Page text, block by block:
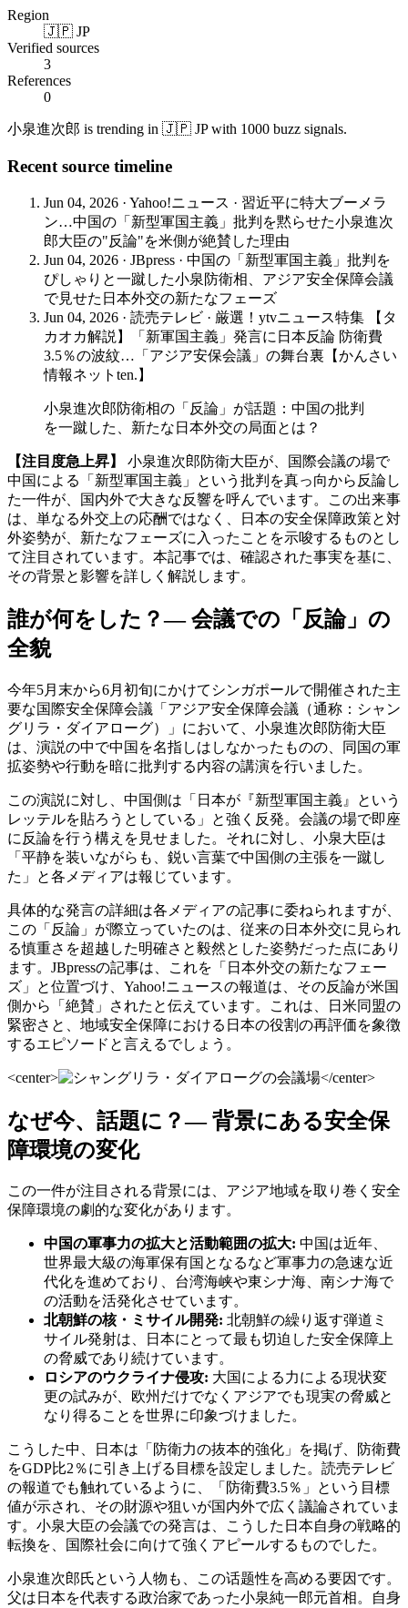
Region
🇯🇵 JP
Verified sources
3
References
0
小泉進次郎 is trending in 🇯🇵 JP with 1000 buzz signals.
Recent source timeline
Jun 04, 2026 · Yahoo!ニュース · 習近平に特大ブーメラ
ン…中国の「新型軍国主義」批判を黙らせた小泉進次
郎大臣の"反論"を米側が絶賛した理由
Jun 04, 2026 · JBpress · 中国の「新型軍国主義」批判を
ぴしゃりと一蹴した小泉防衛相、アジア安全保障会議
で見せた日本外交の新たなフェーズ
Jun 04, 2026 · 読売テレビ · 厳選！ytvニュース特集 【タ
カオカ解説】「新軍国主義」発言に日本反論 防衛費
3.5％の波紋…「アジア安保会議」の舞台裏【かんさい
情報ネットten.】
小泉進次郎防衛相の「反論」が話題：中国の批判
を一蹴した、新たな日本外交の局面とは？
【注目度急上昇】
小泉進次郎防衛大臣が、国際会議の場で
中国による「新型軍国主義」という批判を真っ向から反論し
た一件が、国内外で大きな反響を呼んでいます。この出来事
は、単なる外交上の応酬ではなく、日本の安全保障政策と対
外姿勢が、新たなフェーズに入ったことを示唆するものとし
て注目されています。本記事では、確認された事実を基に、
その背景と影響を詳しく解説します。
誰が何をした？— 会議での「反論」の
全貌
今年5月末から6月初旬にかけてシンガポールで開催された主
要な国際安全保障会議「アジア安全保障会議（通称：シャン
グリラ・ダイアローグ）」において、小泉進次郎防衛大臣
は、演説の中で中国を名指しはしなかったものの、同国の軍
拡姿勢や行動を暗に批判する内容の講演を行いました。
この演説に対し、中国側は「日本が『新型軍国主義』という
レッテルを貼ろうとしている」と強く反発。会議の場で即座
に反論を行う構えを見せました。それに対し、小泉大臣は
「平静を装いながらも、鋭い言葉で中国側の主張を一蹴し
た」と各メディアは報じています。
具体的な発言の詳細は各メディアの記事に委ねられますが、
この「反論」が際立っていたのは、従来の日本外交に見られ
る慎重さを超越した明確さと毅然とした姿勢だった点にあり
ます。JBpressの記事は、これを「日本外交の新たなフェー
ズ」と位置づけ、Yahoo!ニュースの報道は、その反論が米国
側から「絶賛」されたと伝えています。これは、日米同盟の
緊密さと、地域安全保障における日本の役割の再評価を象徴
するエピソードと言えるでしょう。
<center> </center>
なぜ今、話題に？— 背景にある安全保
障環境の変化
この一件が注目される背景には、アジア地域を取り巻く安全
保障環境の劇的な変化があります。
中国の軍事力の拡大と活動範囲の拡大: 中国は近年、
世界最大級の海軍保有国となるなど軍事力の急速な近
代化を進めており、台湾海峡や東シナ海、南シナ海で
の活動を活発化させています。
北朝鮮の核・ミサイル開発: 北朝鮮の繰り返す弾道ミ
サイル発射は、日本にとって最も切迫した安全保障上
の脅威であり続けています。
ロシアのウクライナ侵攻: 大国による力による現状変
更の試みが、欧州だけでなくアジアでも現実の脅威と
なり得ることを世界に印象づけました。
こうした中、日本は「防衛力の抜本的強化」を掲げ、防衛費
をGDP比2％に引き上げる目標を設定しました。読売テレビ
の報道でも触れているように、「防衛費3.5％」という目標
値が示され、その財源や狙いが国内外で広く議論されていま
す。小泉大臣の会議での発言は、こうした日本自身の戦略的
転換を、国際社会に向けて強くアピールするものでした。
小泉進次郎氏という人物も、この话题性を高める要因です。
父は日本を代表する政治家であった小泉純一郎元首相。自身